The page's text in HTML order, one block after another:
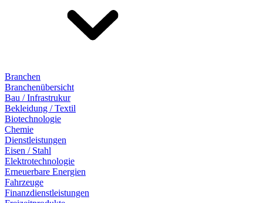
Branchen
Branchenübersicht
Bau / Infrastrukur
Bekleidung / Textil
Biotechnologie
Chemie
Dienstleistungen
Eisen / Stahl
Elektrotechnologie
Erneuerbare Energien
Fahrzeuge
Finanzdienstleistungen